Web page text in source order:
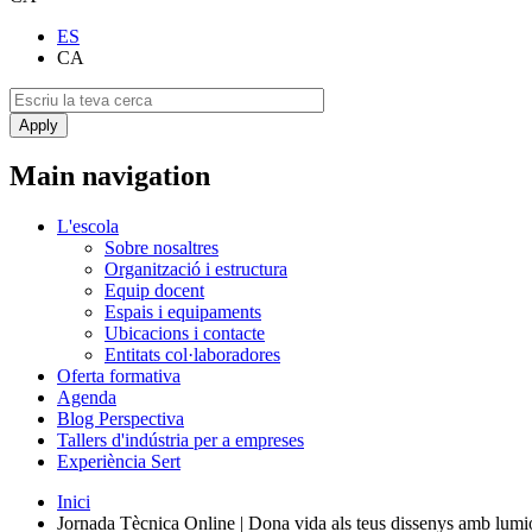
ES
CA
Main navigation
L'escola
Sobre nosaltres
Organització i estructura
Equip docent
Espais i equipaments
Ubicacions i contacte
Entitats col·laboradores
Oferta formativa
Agenda
Blog Perspectiva
Tallers d'indústria per a empreses
Experiència Sert
Inici
Jornada Tècnica Online | Dona vida als teus dissenys amb